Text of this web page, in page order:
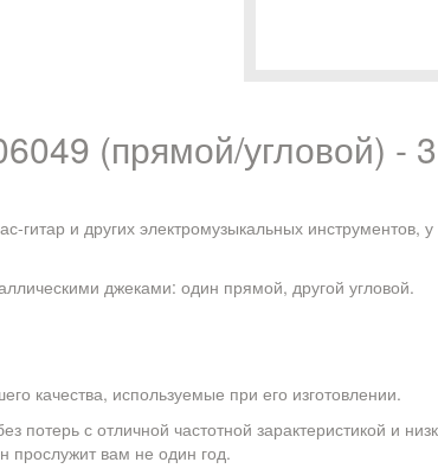
(прямой/угловой) -
и других электромузыкальных инструментов,
джеками: один прямой, другой угловой.
качества, используемые при его изготовлении.
потерь с отличной частотной зарактеристикой и
прослужит вам не один год.